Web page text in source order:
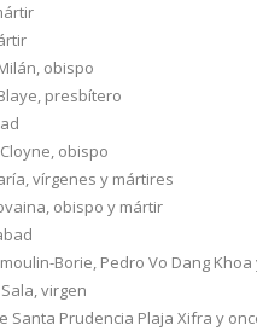
obispo
presbítero
obispo
vírgenes y mártires
obispo y mártir
Borie, Pedro Vo Dang
virgen
Santa Prudencia Plaja Xifra y